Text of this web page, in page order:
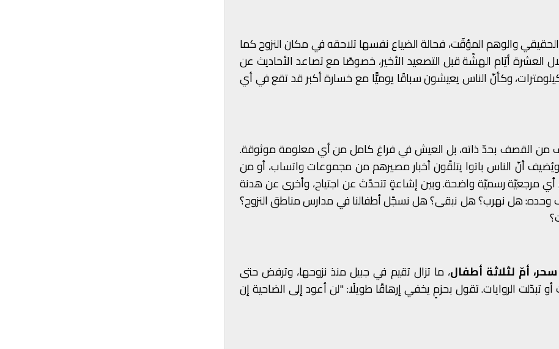
والوهم المؤقّت، فحالة الضياع نفسها تلاحقه في مكان النزوح كما
العشرة أيّام الهشّة قبل التصعيد الأخير، خصوصًا مع تصاعد الأحاديث عن
وكأنّ الناس يعيشون سباقًا يوميًّا مع خسارة أكبر قد تقع في أي
من القصف بحدّ ذاته، بل العيش في فراغ كامل من أي معلومة موثوقة.
أنّ الناس باتوا يتلقّون أخبار مصيرهم من مجموعات واتساب، أو من
مرجعيّة رسميّة واضحة. وبين إشاعةٍ تتحدّث عن اجتياح، وأخرى عن هدنة
وحده: هل نهرب؟ هل نبقى؟ هل نسجّل أطفالنا في مدارس مناطق النزوح؟
سحر، أمّ لثلاثة أطفال، ما تزال تقيم في جبيل منذ نزوحها، وترفض حتى
تبدّلت الروايات. تقول بحزمٍ يخفي إرهاقًا طويلًا: "لن أعود إلى الضاحية إن